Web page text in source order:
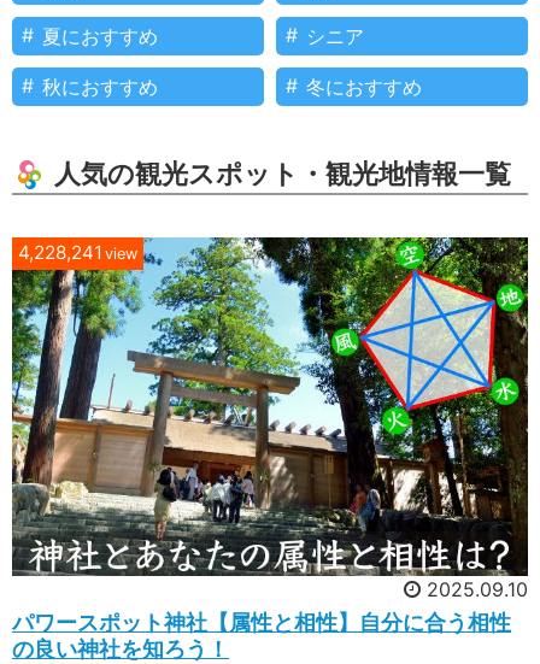
夏におすすめ シニア
秋におすすめ 冬におすすめ
人気の観光スポット・観光地情報一覧
4,228,241 view
2025.09.10
パワースポット神社【属性と相性】自分に合う相性
の良い神社を知ろう！